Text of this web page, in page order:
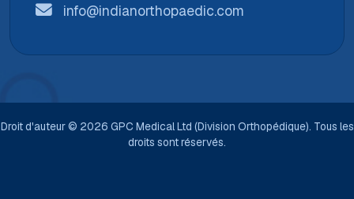
info@indianorthopaedic.com
Droit d'auteur © 2026 GPC Medical Ltd (Division Orthopédique). Tous les
droits sont réservés.